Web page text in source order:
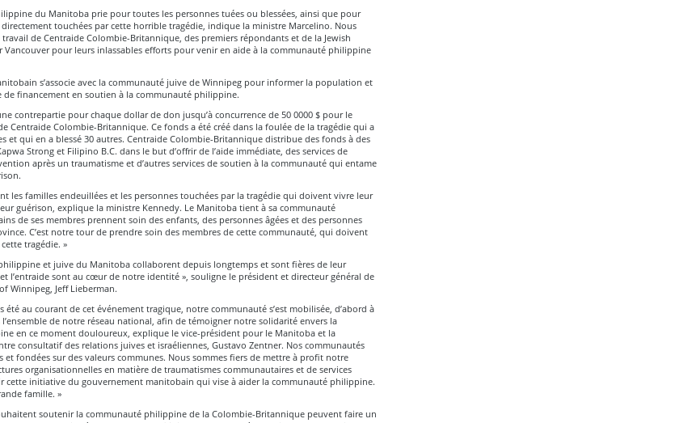
du Manitoba prie pour toutes les personnes tuées ou blessées, ainsi que pour
touchées par cette horrible tragédie, indique la ministre Marcelino. Nous
de Centraide Colombie-Britannique, des premiers répondants et de la Jewish
Vancouver pour leurs inlassables efforts pour venir en aide à la communauté philippine
s’associe avec la communauté juive de Winnipeg pour informer la population et
de financement en soutien à la communauté philippine.
contrepartie pour chaque dollar de don jusqu’à concurrence de 50 0000 $ pour le
Centraide Colombie-Britannique. Ce fonds a été créé dans la foulée de la tragédie qui a
et qui en a blessé 30 autres. Centraide Colombie-Britannique distribue des fonds à des
Strong et Filipino B.C. dans le but d’offrir de l’aide immédiate, des services de
après un traumatisme et d’autres services de soutien à la communauté qui entame
les familles endeuillées et les personnes touchées par la tragédie qui doivent vivre leur
guérison, explique la ministre Kennedy. Le Manitoba tient à sa communauté
de ses membres prennent soin des enfants, des personnes âgées et des personnes
C’est notre tour de prendre soin des membres de cette communauté, qui doivent
tragédie. »
et juive du Manitoba collaborent depuis longtemps et sont fières de leur
l’entraide sont au cœur de notre identité », souligne le président et directeur général de
Winnipeg, Jeff Lieberman.
été au courant de cet événement tragique, notre communauté s’est mobilisée, d’abord à
de notre réseau national, afin de témoigner notre solidarité envers la
en ce moment douloureux, explique le vice-président pour le Manitoba et la
consultatif des relations juives et israéliennes, Gustavo Zentner. Nos communautés
et fondées sur des valeurs communes. Nous sommes fiers de mettre à profit notre
organisationnelles en matière de traumatismes communautaires et de services
cette initiative du gouvernement manitobain qui vise à aider la communauté philippine.
famille. »
soutenir la communauté philippine de la Colombie-Britannique peuvent faire un